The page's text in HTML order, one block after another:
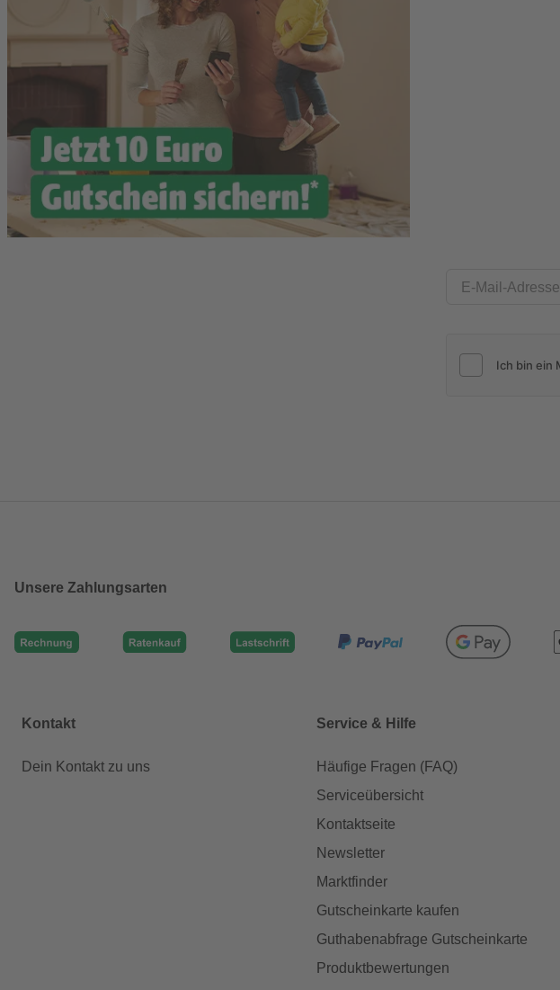
E-Mail-Adresse
Unsere Zahlungsarten
Kontakt
Dein Kontakt zu uns
Service & Hilfe
Häufige Fragen (FAQ)
Serviceübersicht
Kontaktseite
Newsletter
Marktfinder
Gutscheinkarte kaufen
Guthabenabfrage Gutscheinkarte
Produktbewertungen